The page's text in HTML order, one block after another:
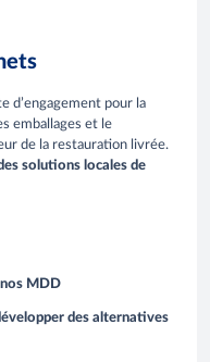
d’engagement pour la
emballages et le
de la restauration livrée.
solutions locales de
nos MDD
des alternatives